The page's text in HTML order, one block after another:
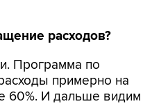
расходов?
Программа по
примерно на
60%. И дальше видим